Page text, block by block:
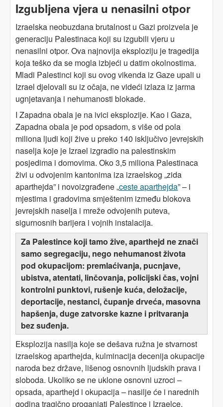
Izgubljena vjera u nenasilni otpor
Izraelska neobuzdana brutalnost u Gazi proizvela je
generaciju Palestinaca koji su izgubili vjeru u
nenasilni otpor. Ova najnovija eksploziju je tragedija
koja teško da se mogla izbjeći u datim okolnostima.
Mladi Palestinci koji su ovog vikenda iz Gaze upali u
Izrael djelovali su iz očaja, ne videći izlaza iz jarma
ugnjetavanja i nehumanosti blokade.
I Zapadna obala je na ivici eksplozije. Kao i Gaza,
Zapadna obala je pod opsadom, s više od pola
miliona ljudi koji žive u preko 140 isključivo jevrejskih
naselja koje je Izrael izgradio na palestinskim
posjedima i domovima. Oko 3,5 miliona Palestinaca
živi u odvojenim kantonima iza izraelskog „zida
aparthejda” i novoizgrađene „ceste aparthejda” – i
mjestima i gradovima smještenim između blokova
jevrejskih naselja i mreže odvojenih puteva,
sigurnosnih barijera i vojnih instalacija.
Za Palestince koji tamo žive, aparthejd ne znači
samo segregaciju, nego nehumanost života
pod okupacijom: premlaćivanja, pucnjave,
ubistva, atentati, linčovanja, policijski čas, vojni
kontrolni punktovi, rušenje kuća, deložacije,
deportacije, nestanci, čupanje drveća, masovna
hapšenja, duge zatvorske kazne i pritvaranja
bez suđenja.
Eksplozija nasilja koje se dešava ružna je stvarnost
izraelskog aparthejda, kulminacija decenija okupacije
naroda bez države, lišenog osnovnih ljudskih prava i
sloboda. Ukoliko se ne uklone osnovni uzroci –
opsada, aparthejd i okupacija – nasilje će i narednih
godina tragično proganjati Palestince i Izraelce.